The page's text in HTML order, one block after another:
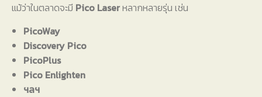
แม้ว่าในตลาดจะมี Pico Laserหลากหลายรุ่น เช่น
PicoWay
Discovery Pico
PicoPlus
Pico Enlighten
ฯลฯ